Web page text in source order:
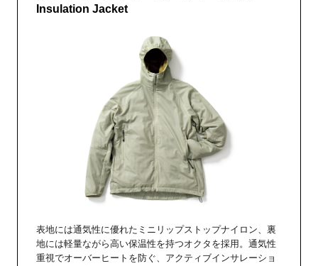
Insulation Jacket
表地には通気性に優れたミニリップストップナイロン、裏
地には軽量ながら高い保温性を持つオクタを採用。通気性
重視でオーバーヒートを防ぐ、アクティブインサレーショ